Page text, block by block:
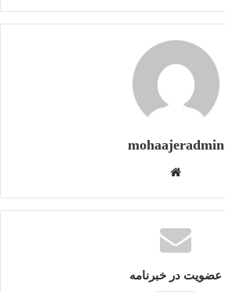
mohaajeradmin
س
ا
عضویت در خبرنامه